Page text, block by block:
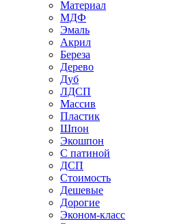
Материал
МДФ
Эмаль
Акрил
Береза
Дерево
Дуб
ЛДСП
Массив
Пластик
Шпон
Экошпон
С патиной
ДСП
Стоимость
Дешевые
Дорогие
Эконом-класс